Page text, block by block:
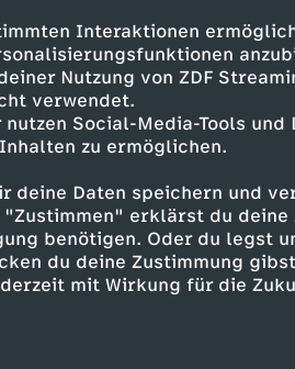
Interaktionen
Nutzung von ZDF
verwendet.
Social-Media-Tools und
zu ermöglichen.
deine Daten speichern und
erklärst du deine
benötigen. Oder du legst
du deine Zustimmung
mit Wirkung für die
Olympia 2026